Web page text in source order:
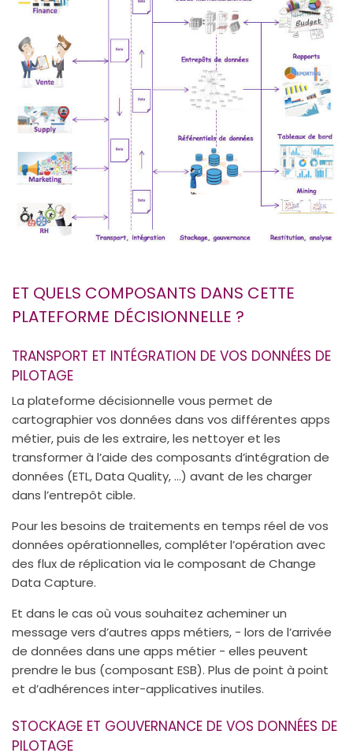
ET QUELS COMPOSANTS DANS CETTE
PLATEFORME DÉCISIONNELLE ?
TRANSPORT ET INTÉGRATION DE VOS DONNÉES DE
PILOTAGE
La plateforme décisionnelle vous permet de
cartographier vos données dans vos différentes apps
métier, puis de les extraire, les nettoyer et les
transformer à l’aide des composants d’intégration de
données (ETL, Data Quality, …) avant de les charger
dans l’entrepôt cible.
Pour les besoins de traitements en temps réel de vos
données opérationnelles, compléter l’opération avec
des flux de réplication via le composant de Change
Data Capture.
Et dans le cas où vous souhaitez acheminer un
message vers d’autres apps métiers, - lors de l’arrivée
de données dans une apps métier - elles peuvent
prendre le bus (composant ESB). Plus de point à point
et d’adhérences inter-applicatives inutiles.
STOCKAGE ET GOUVERNANCE DE VOS DONNÉES DE
PILOTAGE